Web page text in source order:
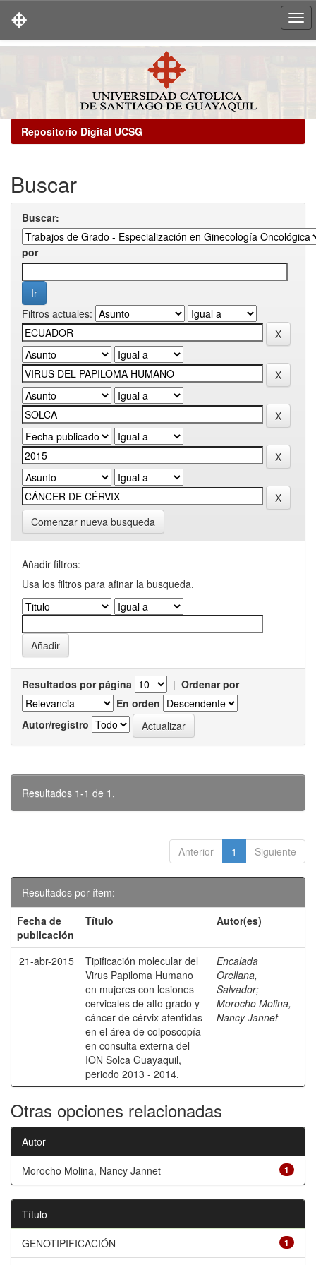
Repositorio Digital UCSG
Buscar
Buscar:
por
Filtros actuales:
Comenzar nueva busqueda
Añadir filtros:
Usa los filtros para afinar la busqueda.
Resultados por página | Ordenar por
En orden
Autor/registro
Resultados 1-1 de 1.
Anterior 1 Siguiente
Resultados por ítem:
Fecha de
publicación
Título Autor(es)
21-abr-2015
Tipificación molecular del
Virus Papiloma Humano
en mujeres con lesiones
cervicales de alto grado y
cáncer de cérvix atentidas
en el área de colposcopía
en consulta externa del
ION Solca Guayaquil,
periodo 2013 - 2014.
Encalada
Orellana,
Salvador;
Morocho Molina,
Nancy Jannet
Otras opciones relacionadas
Autor
1
Morocho Molina, Nancy Jannet
Título
1
GENOTIPIFICACIÓN